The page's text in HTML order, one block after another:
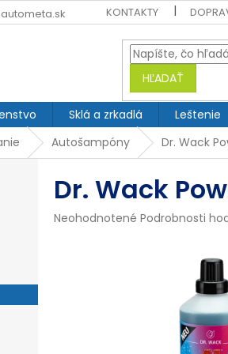
KONTAKTY
HĽADAŤ
Sklá a zrkadlá Leštenie
Autošampóny Dr. Wack
Dr. Wack
Priemerné
Neohodnotené Podrobnosti